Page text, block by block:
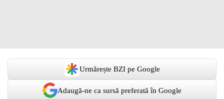
Urmărește BZI pe Google
Adaugă-ne ca sursă preferată în Google